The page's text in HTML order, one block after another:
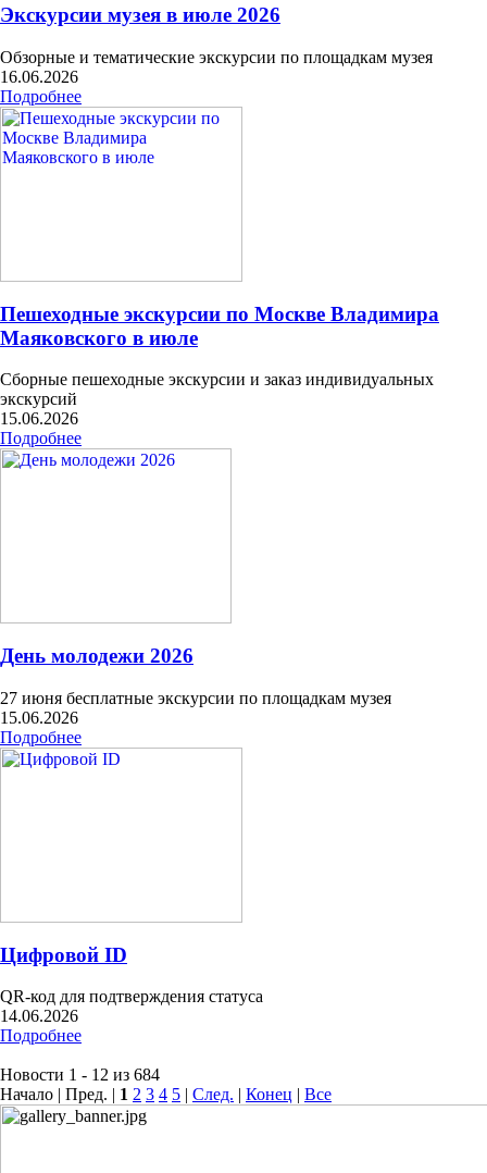
Экскурсии музея в июле 2026
Обзорные и тематические экскурсии по площадкам музея
16.06.2026
Подробнее
Пешеходные экскурсии по Москве Владимира
Маяковского в июле
Сборные пешеходные экскурсии и заказ индивидуальных
экскурсий
15.06.2026
Подробнее
День молодежи 2026
27 июня бесплатные экскурсии по площадкам музея
15.06.2026
Подробнее
Цифровой ID
QR-код для подтверждения статуса
14.06.2026
Подробнее
Новости 1 - 12 из 684
Начало | Пред. | 1 2 3 4 5 | След. | Конец | Все